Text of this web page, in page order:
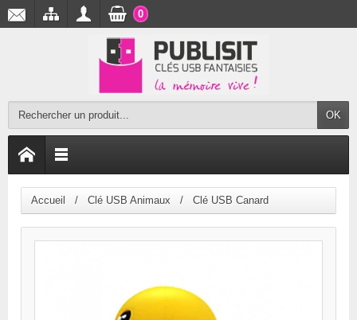
OK
0
Accueil Clé USB Animaux Clé USB Canard